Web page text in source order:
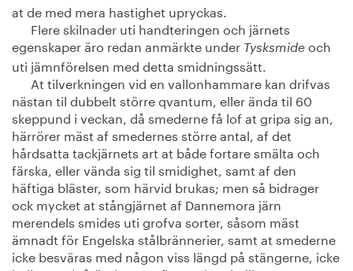
at de med mera hastighet upryckas.
Flere skilnader uti handteringen och järnets
egenskaper äro redan anmärkte under Tysksmide och
uti jämnförelsen med detta smidningssätt.
At tilverkningen vid en vallonhammare kan drifvas
nästan til dubbelt större qvantum, eller ända til 60
skeppund i veckan, då smederne få lof at gripa sig an,
härrörer mäst af smedernes större antal, af det
hårdsatta tackjärnets art at både fortare smälta och
färska, eller vända sig til smidighet, samt af den
häftiga bläster, som härvid brukas; men så bidrager
ock mycket at stångjärnet af Dannemora järn
merendels smides uti grofva sorter, såsom mäst
ämnadt för Engelska stålbrännerier, samt at smederne
icke besväras med någon viss längd på stängerne, icke